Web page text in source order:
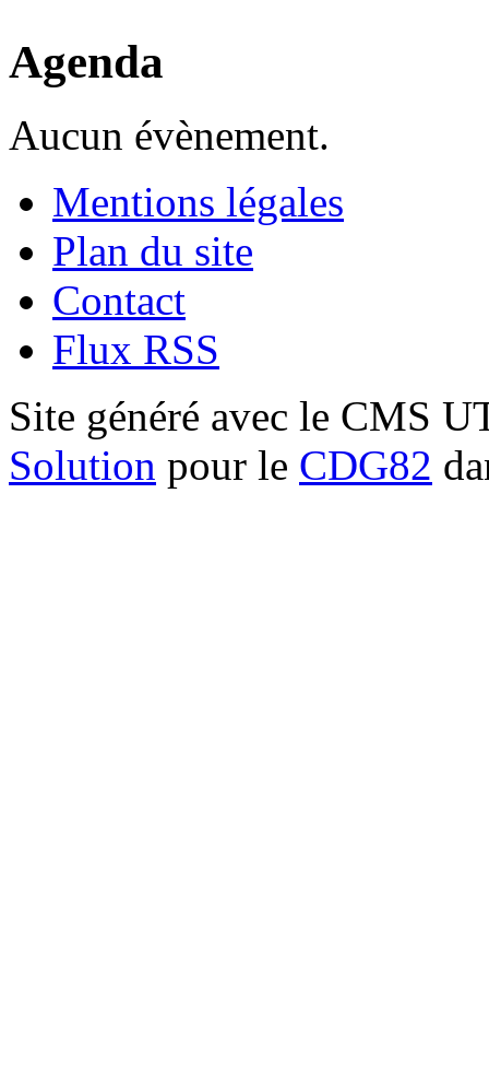
Agenda
Aucun évènement.
Mentions légales
Plan du site
Contact
Flux RSS
Site généré avec le CMS
Solution pour le CDG82